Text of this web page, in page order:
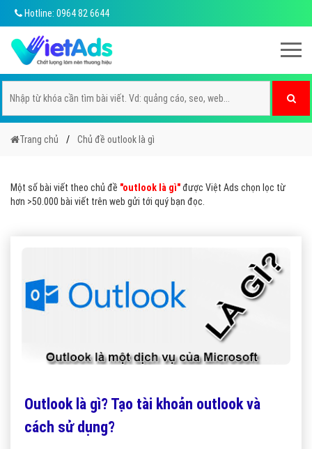
Hotline: 0964 82 6644
Trang chủ Chủ đề outlook là gì
Một số bài viết theo chủ đề "outlook là gì"được Việt Ads chọn lọc từ
hơn >50.000 bài viết trên web gửi tới quý bạn đọc.
Outlook là gì? Tạo tài khoản outlook và
cách sử dụng?